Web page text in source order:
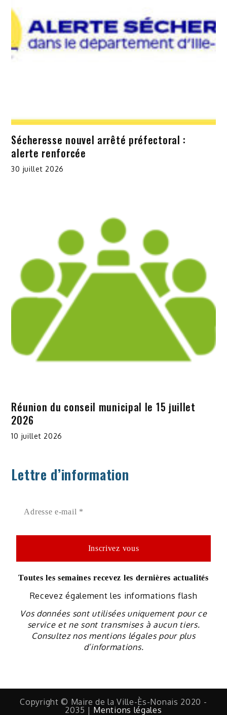
Sécheresse nouvel arrêté préfectoral :
alerte renforcée
30 juillet 2026
Réunion du conseil municipal le 15 juillet
2026
10 juillet 2026
Lettre d’information
Toutes les semaines recevez les dernières actualités
Recevez également les informations flash
Vos données sont utilisées uniquement pour ce
service et ne sont transmises à aucun tiers.
Consultez nos mentions légales pour plus
d’informations.
Copyright © Maire de la Ville-Ès-Nonais 2020 -
2035 | Mentions légales